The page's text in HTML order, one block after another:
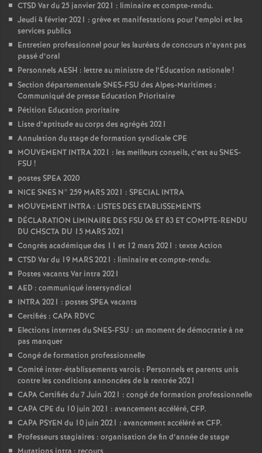
CTSD Var du 25 janvier 2021 : liminaire et compte-rendu.
Jeudi 4 février 2021 : grève et manifestations pour l’emploi et les
services publics
Entretien professionnel pour les lauréats de concours n’ayant pas
passé d’oral
Personnels AESH : lettre au ministre de l’Éducation nationale!
Section départementale SNES-FSU des Alpes-Maritimes :
Communiqué de presse Education Prioritaire
Pétition Education proritaire
Liste d’aptitude au corps des agrégés 2021
Annulation du stage de formation syndicale CPE
MOUVEMENT INTRA 2021 : les meilleurs conseils, c’est au SNES-
FSU !
postes SPEA 2020
NICE SNES N° 259 MARS 2021 : SPECIAL INTRA
MOUVEMENT INTRA : LISTES DES ETABLISSEMENTS
DÉCLARATION LIMINAIRE DES FSU 06 ET 83 ET COMPTE-RENDU
DU CHSCTA DU 15 MARS 2021
Congrès académique des 11 et 12 mars 2021 : texte Action
CTSD Var du 19 MARS 2021 : liminaire et compte-rendu.
Postes vacants Var intra 2021
AED : communiqué intersyndical
INTRA 2021 : postes SPEA vacants
Certifiés : CAPA RDVC
Elections internes du SNES-FSU : un moment de démocratie à ne
pas manquer
Congé de formation professionnelle
Comité inter-établissements varois : Personnels et parents unis
contre les conditions annoncées de la rentrée 2021
CAPA Certifiés du 7 Juin 2021 : congé de formation professionnelle
CAPA CPE du 10 juin 2021 : avancement accéléré, CFP.
CAPA PSYEN du 10 juin 2021 : avancement accéléré et CFP.
Professeurs stagiaires : organisation de fin d’année de stage